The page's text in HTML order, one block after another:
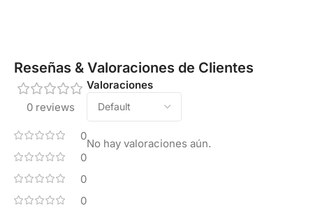
Reseñas & Valoraciones de Clientes
0 reviews
0
0
0
0
Valoraciones
No hay valoraciones aún.